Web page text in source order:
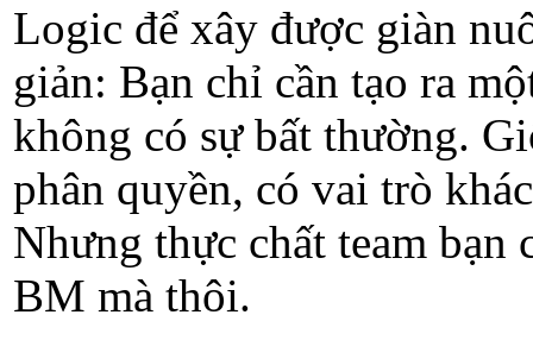
Logic để xây được giàn
giản: Bạn chỉ cần tạo ra
không có sự bất thường.
phân quyền, có vai trò
Nhưng thực chất team
BM mà thôi.